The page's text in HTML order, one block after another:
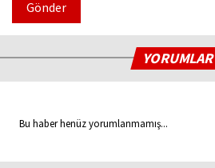
Gönder
YORUMLAR
Bu haber henüz yorumlanmamış...